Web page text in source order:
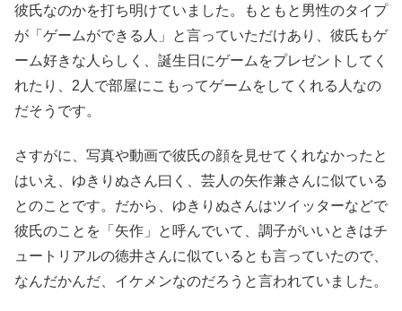
彼氏なのかを打ち明けていました。もともと男性のタイプ
が「ゲームができる人」と言っていただけあり、彼氏もゲ
ーム好きな人らしく、誕生日にゲームをプレゼントしてく
れたり、2人で部屋にこもってゲームをしてくれる人なの
だそうです。
さすがに、写真や動画で彼氏の顔を見せてくれなかったと
はいえ、ゆきりぬさん曰く、芸人の矢作兼さんに似ている
とのことです。だから、ゆきりぬさんはツイッターなどで
彼氏のことを「矢作」と呼んでいて、調子がいいときはチ
ュートリアルの徳井さんに似ているとも言っていたので、
なんだかんだ、イケメンなのだろうと言われていました。